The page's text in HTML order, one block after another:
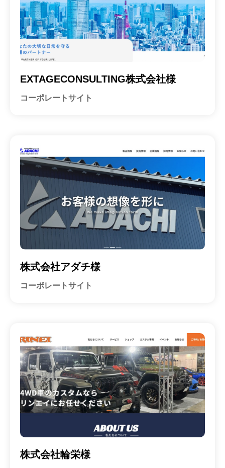
EXTAGECONSULTING株式会社様
コーポレートサイト
株式会社アダチ様
コーポレートサイト
株式会社輪栄様